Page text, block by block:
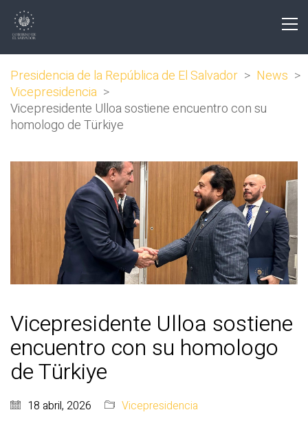
Presidencia de la República de El Salvador > News >
Vicepresidencia >
Vicepresidente Ulloa sostiene encuentro con su
homologo de Türkiye
Vicepresidente Ulloa sostiene
encuentro con su homologo
de Türkiye
18 abril, 2026 Vicepresidencia